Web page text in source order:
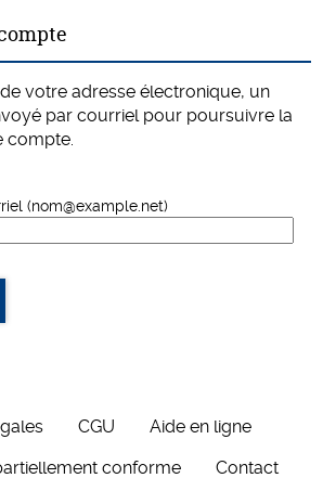
votre adresse électronique, un
par courriel pour poursuivre la
compte.
(nom@example.net)
CGU
Aide en ligne
conforme
Contact